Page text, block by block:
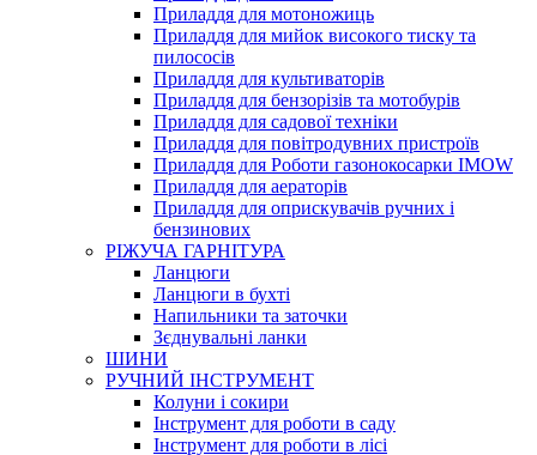
Приладдя для мотоножиць
Приладдя для мийок високого тиску та
пилососів
Приладдя для культиваторів
Приладдя для бензорізів та мотобурів
Приладдя для садової техніки
Приладдя для повітродувних пристроїв
Приладдя для Роботи газонокосарки IMOW
Приладдя для аераторів
Приладдя для оприскувачів ручних і
бензинових
РІЖУЧА ГАРНІТУРА
Ланцюги
Ланцюги в бухті
Напильники та заточки
Зєднувальні ланки
ШИНИ
РУЧНИЙ ІНСТРУМЕНТ
Колуни і сокири
Інструмент для роботи в саду
Інструмент для роботи в лісі